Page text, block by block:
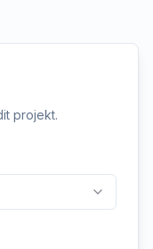
projekt.